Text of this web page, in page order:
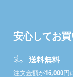
安心してお
送料無料
注文金額が16,000円